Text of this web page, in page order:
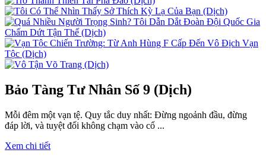
Bảo Tàng Tư Nhân Số 9 (Dịch)
Mỗi đêm một vạn tệ. Quy tắc duy nhất: Đừng ngoảnh đầu, đừng
đáp lời, và tuyệt đối không chạm vào cổ ...
Xem chi tiết